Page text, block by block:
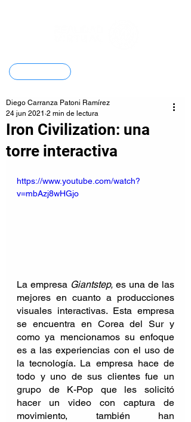
Iron Civilization: una
torre interactiva
Diego Carranza Patoni Ramírez
24 jun 2021 2 min de lectura
https://www.youtube.com/watch?
v=mbAzj8wHGjo
La empresa Giantstep, es una de las
mejores en cuanto a producciones
visuales interactivas. Esta empresa
se encuentra en Corea del Sur y
como ya mencionamos su enfoque
es a las experiencias con el uso de
la tecnología. La empresa hace de
todo y uno de sus clientes fue un
grupo de K-Pop que les solicitó
hacer un video con captura de
movimiento, también han